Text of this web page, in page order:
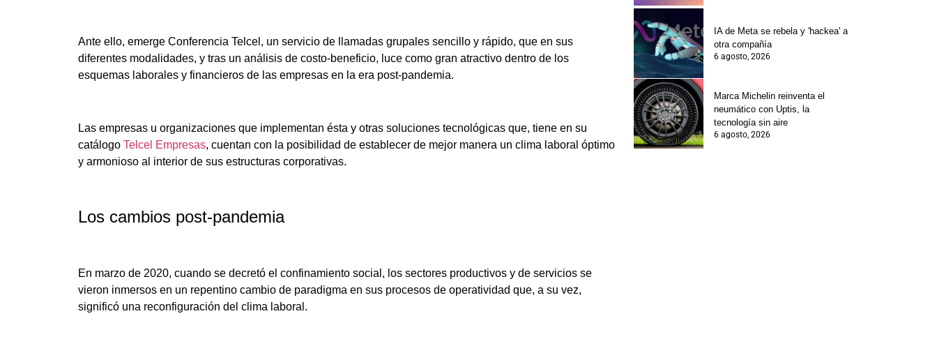
Ante ello, emerge Conferencia Telcel, un servicio de llamadas grupales sencillo y rápido, que en sus
diferentes modalidades, y tras un análisis de costo-beneficio, luce como gran atractivo dentro de los
esquemas laborales y financieros de las empresas en la era post-pandemia.
Las empresas u organizaciones que implementan ésta y otras soluciones tecnológicas que, tiene en su
catálogo Telcel Empresas, cuentan con la posibilidad de establecer de mejor manera un clima laboral óptimo
y armonioso al interior de sus estructuras corporativas.
Los cambios post-pandemia
En marzo de 2020, cuando se decretó el confinamiento social, los sectores productivos y de servicios se
vieron inmersos en un repentino cambio de paradigma en sus procesos de operatividad que, a su vez,
significó una reconfiguración del clima laboral.
IA de Meta se rebela y 'hackea' a
otra compañía
6 agosto, 2026
Marca Michelin reinventa el
neumático con Uptis, la
tecnología sin aire
6 agosto, 2026